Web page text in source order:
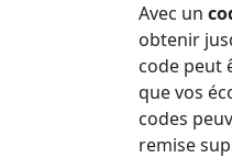
Avec un
obtenir
code peut
que vos
codes
remise